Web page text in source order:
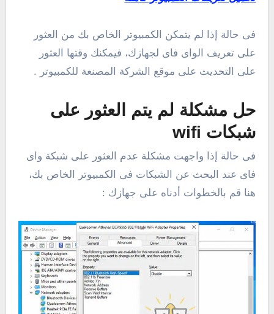
فى حالة إذا لم يتمكن الكمبيوتر الخاص بك من العثور
على تعريف الواى فاى لجهازك، فيمكنك وقتها العثور
على التحديث على موقع الشركة المصنعة للكمبيوتر .
حل مشكلة لم يتم العثور على
شبكات wifi
فى حالة إذا واجهت مشكلة عدم العثور على شبكة واى
فاى عند البحث عن الشبكات فى الكمبيوتر الخاص بك،
هنا قم بالخطوات أدناه على جهازك :